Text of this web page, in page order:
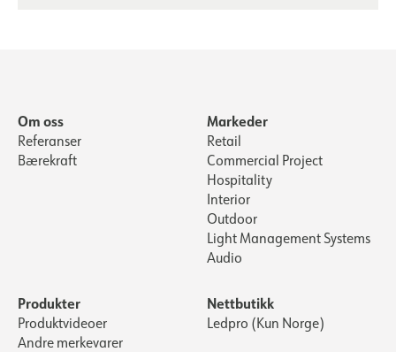
Om oss
Referanser
Bærekraft
Markeder
Retail
Commercial Project
Hospitality
Interior
Outdoor
Light Management Systems
Audio
Produkter
Produktvideoer
Andre merkevarer
Nettbutikk
Ledpro (Kun Norge)